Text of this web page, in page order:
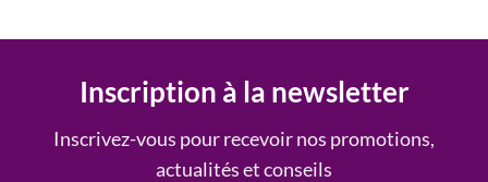
21.50€.17.00€.
Inscription à la newsletter
Inscrivez-vous pour recevoir nos promotions,
actualités et conseils